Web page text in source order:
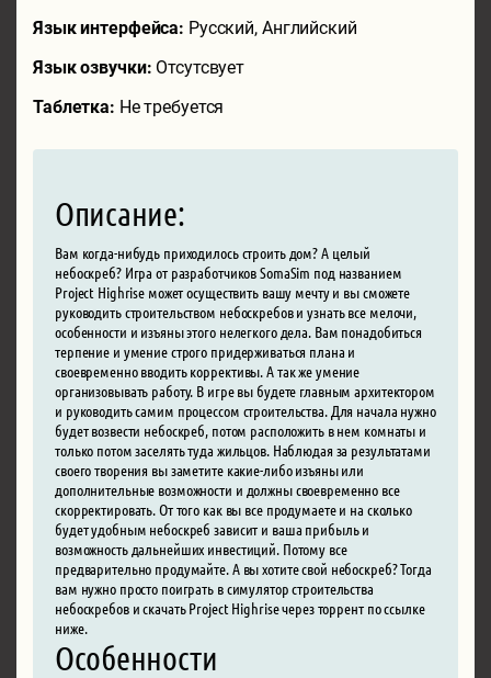
Язык интерфейса: Русский, Английский
Язык озвучки: Отсутсвует
Таблетка: Не требуется
Описание:
Вам когда-нибудь приходилось строить дом? А целый
небоскреб? Игра от разработчиков SomaSim под названием
Project Highrise может осуществить вашу мечту и вы сможете
руководить строительством небоскребов и узнать все мелочи,
особенности и изъяны этого нелегкого дела. Вам понадобиться
терпение и умение строго придерживаться плана и
своевременно вводить коррективы. А так же умение
организовывать работу. В игре вы будете главным архитектором
и руководить самим процессом строительства. Для начала нужно
будет возвести небоскреб, потом расположить в нем комнаты и
только потом заселять туда жильцов. Наблюдая за результатами
своего творения вы заметите какие-либо изъяны или
дополнительные возможности и должны своевременно все
скорректировать. От того как вы все продумаете и на сколько
будет удобным небоскреб зависит и ваша прибыль и
возможность дальнейших инвестиций. Потому все
предварительно продумайте. А вы хотите свой небоскреб? Тогда
вам нужно просто поиграть в симулятор строительства
небоскребов и скачать Project Highrise через торрент по ссылке
ниже.
Особенности